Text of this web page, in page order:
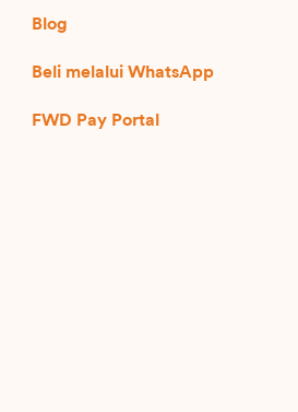
Blog
Beli melalui WhatsApp
FWD Pay Portal